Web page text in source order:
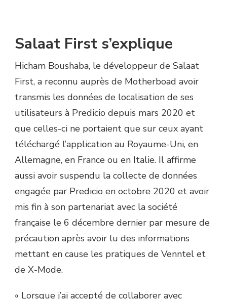
Salaat First s’explique
Hicham Boushaba, le développeur de Salaat
First, a reconnu auprès de Motherboad avoir
transmis les données de localisation de ses
utilisateurs à Predicio depuis mars 2020 et
que celles-ci ne portaient que sur ceux ayant
téléchargé l’application au Royaume-Uni, en
Allemagne, en France ou en Italie. Il affirme
aussi avoir suspendu la collecte de données
engagée par Predicio en octobre 2020 et avoir
mis fin à son partenariat avec la société
française le 6 décembre dernier par mesure de
précaution après avoir lu des informations
mettant en cause les pratiques de Venntel et
de X-Mode.
« Lorsque j’ai accepté de collaborer avec